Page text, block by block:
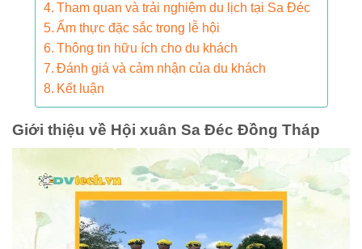
Tham quan và trải nghiệm du lịch tại Sa Đéc
Ẩm thực đặc sắc trong lễ hội
Thông tin hữu ích cho du khách
Đánh giá và cảm nhận của du khách
Kết luận
Giới thiệu về Hội xuân Sa Đéc Đồng Tháp